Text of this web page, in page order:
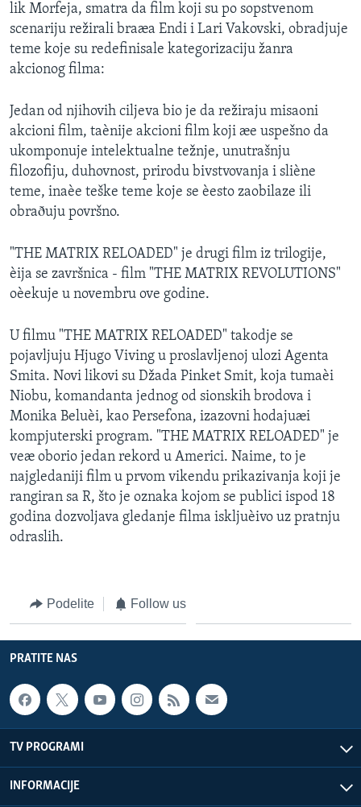
lik Morfeja, smatra da film koji su po sopstvenom
scenariju režirali braæa Endi i Lari Vakovski, obradjuje
teme koje su redefinisale kategorizaciju žanra
akcionog filma:
Jedan od njihovih ciljeva bio je da režiraju misaoni
akcioni film, taènije akcioni film koji æe uspešno da
ukomponuje intelektualne težnje, unutrašnju
filozofiju, duhovnost, prirodu bivstvovanja i sliène
teme, inaèe teške teme koje se èesto zaobilaze ili
obraðuju površno.
"THE MATRIX RELOADED" je drugi film iz trilogije,
èija se završnica - film "THE MATRIX REVOLUTIONS"
oèekuje u novembru ove godine.
U filmu "THE MATRIX RELOADED" takodje se
pojavljuju Hjugo Viving u proslavljenoj ulozi Agenta
Smita. Novi likovi su Džada Pinket Smit, koja tumaèi
Niobu, komandanta jednog od sionskih brodova i
Monika Beluèi, kao Persefona, izazovni hodajuæi
kompjuterski program. "THE MATRIX RELOADED" je
veæ oborio jedan rekord u Americi. Naime, to je
najgledaniji film u prvom vikendu prikazivanja koji je
rangiran sa R, što je oznaka kojom se publici ispod 18
godina dozvoljava gledanje filma iskljuèivo uz pratnju
odraslih.
Podelite Follow us
PRATITE NAS
TV PROGRAMI
INFORMACIJE